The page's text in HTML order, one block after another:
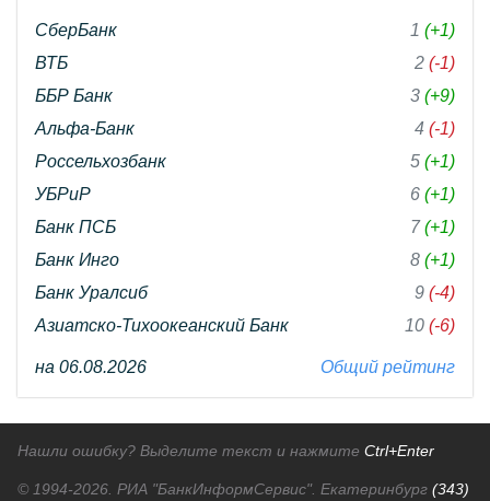
СберБанк 1 (+1)
ВТБ
2 (-1)
ББР Банк
3 (+9)
Альфа-Банк
4 (-1)
Россельхозбанк
5 (+1)
УБРиР
6 (+1)
Банк ПСБ
7(+1)
Банк Инго
8 (+1)
Банк Уралсиб
9 (-4)
Азиатско-Тихоокеанский Банк
10 (-6)
на 06.08.2026 Общий рейтинг
Нашли ошибку? Выделите текст и нажмите Ctrl+Enter
© 1994-2026. РИА "БанкИнформСервис". Екатеринбург (343)